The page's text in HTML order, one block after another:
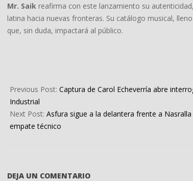
Mr. Saik reafirma con este lanzamiento su
latina hacia nuevas fronteras. Su catálogo musical,
que, sin duda, impactará al público.
12-
09
Previous Post: Captura de Carol Echeverría abre
Industrial
Next Post: Asfura sigue a la delantera frente a
empate técnico
DEJA UN COMENTARIO